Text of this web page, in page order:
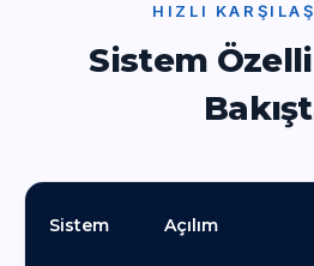
HIZLI
Sistem
Sistem Açılım